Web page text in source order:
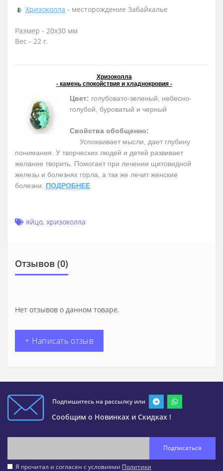
Хризоколла - месторождение Забайкалье
Размер - 20х30 мм
Вес - 22 г.
Хризоколла
- камень спокойствия и хладнокровия -
Цвет: голубовато-зеленый, небесно-
голубой, буроватый и черный
Свойства обобщенно:
Успокаивает мысли, дает глубину
понимания. У творческих людей и детей развивает
желание творить. Помогает при лечении щитовидной
железы и болезнях горла, а так же лечит женские
болезни. ПОДРОБНЕЕ
яйцо, хризоколла
Отзывов (0)
Нет отзывов о данном товаре.
+ Написать отзыв
Подпишитесь на рассылку или
Сообщим о Новинках и Скидках !
Подписаться
Я прочитал и согласен с условиями Политики